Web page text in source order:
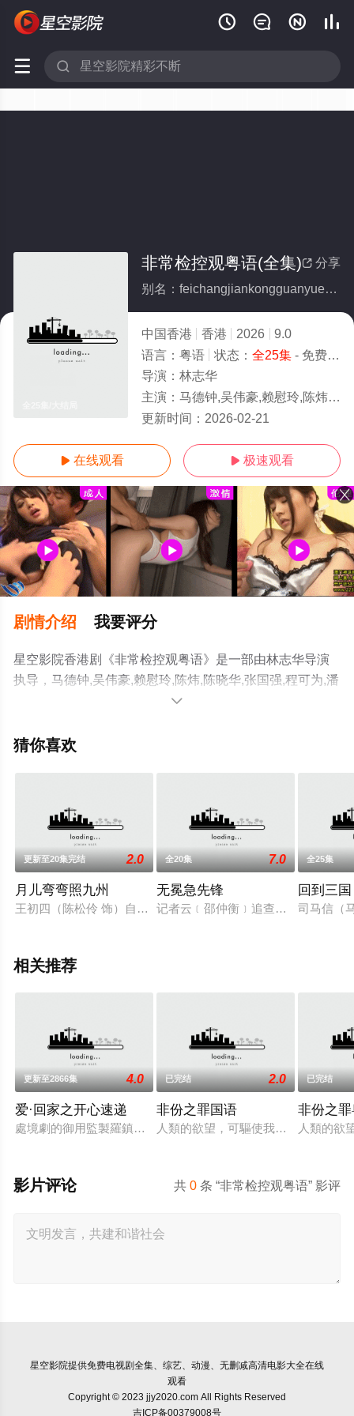
   
 
 分享
非常检控观粤语(全集)
别名：feichangjiankongguanyueyu
中国香港 香港 2026
9.0
语言： 粤语 状态： 全25集- 免费在线观看
导演： 林志华
主演： 马德钟,吴伟豪,赖慰玲,陈炜,陈晓华,张国强,程可为,潘志文,蒋家旻,游嘉欣,吴天佑,丘梓谦,何广沛,江嘉敏,戴
更新时间： 2026-02-21
 在线观看  极速观看
剧情介绍 我要评分
星空影院香港剧《非常检控观粤语》是一部由林志华导演
执导，马德钟,吴伟豪,赖慰玲,陈炜,陈晓华,张国强,程可为,潘
志文,蒋家旻,游嘉欣,吴天佑,丘梓谦,何广沛,江嘉敏,戴祖仪,
大结局剧情已揭晓（全25集），免费观看高清未删减完整

猜你喜欢
更新至20集完结 2.0
月儿弯弯照九州
王初四（陈松伶 饰）自幼生长在渔村，为反抗土豪逼婚，遂相
全20集 7.0
无冕急先锋
记者云﹝邵仲衡﹞追查一油轮爆炸案
全25集
回到三国
司马信（
相关推荐
更新至2866集 4.0
爱·回家之开心速递
處境劇的御用監製羅鎮岳已經準備開拍新一套處境劇，暫定叫
已完结 2.0
非份之罪国语
人類的欲望，可驅使我們超越自我，
已完结
非份之
人類的欲
共0 条 “非常检控观粤语” 影评
影片评论
星空影院提供免费电视剧全集、综艺、动漫、无删减高清电影大全在线
观看
Copyright © 2023 jjy2020.com All Rights Reserved
吉ICP备00379008号